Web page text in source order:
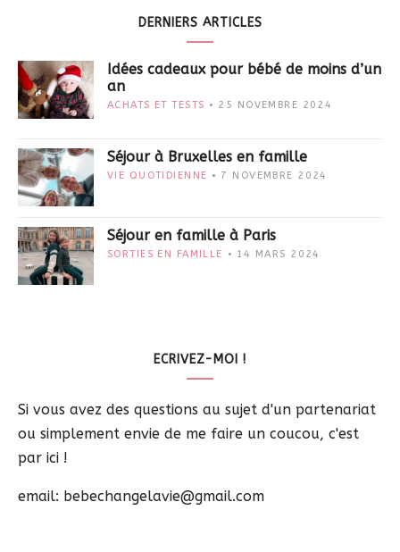
DERNIERS ARTICLES
Idées cadeaux pour bébé de moins d’un
an
ACHATS ET TESTS 25 NOVEMBRE 2024
Séjour à Bruxelles en famille
VIE QUOTIDIENNE 7 NOVEMBRE 2024
Séjour en famille à Paris
SORTIES EN FAMILLE 14 MARS 2024
ECRIVEZ-MOI !
Si vous avez des questions au sujet d'un partenariat
ou simplement envie de me faire un coucou, c'est
par ici !
email: bebechangelavie@gmail.com